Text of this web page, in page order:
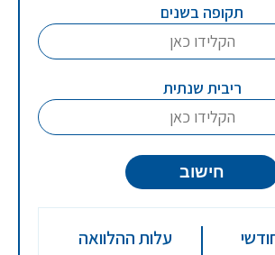
תקופה בשנים
ריבית שנתית
חישוב
עלות ההלוואה